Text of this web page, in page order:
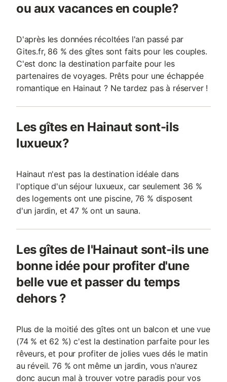
ou aux vacances en couple?
D'après les données récoltées l'an passé par
Gites.fr, 86 % des gîtes sont faits pour les couples.
C'est donc la destination parfaite pour les
partenaires de voyages. Prêts pour une échappée
romantique en Hainaut ? Ne tardez pas à réserver !
Les gîtes en Hainaut sont-ils
luxueux?
Hainaut n'est pas la destination idéale dans
l'optique d'un séjour luxueux, car seulement 36 %
des logements ont une piscine, 76 % disposent
d'un jardin, et 47 % ont un sauna.
Les gîtes de l'Hainaut sont-ils une
bonne idée pour profiter d'une
belle vue et passer du temps
dehors ?
Plus de la moitié des gîtes ont un balcon et une vue
(74 % et 62 %) c'est la destination parfaite pour les
rêveurs, et pour profiter de jolies vues dés le matin
au réveil. 76 % ont même un jardin, vous n'aurez
donc aucun mal à trouver votre paradis pour vos